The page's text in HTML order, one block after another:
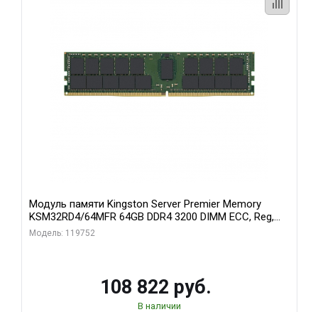
Модуль памяти Kingston Server Premier Memory
KSM32RD4/64MFR 64GB DDR4 3200 DIMM ECC, Reg,
CL22, 1.2V
Модель: 119752
108 822 руб.
В наличии